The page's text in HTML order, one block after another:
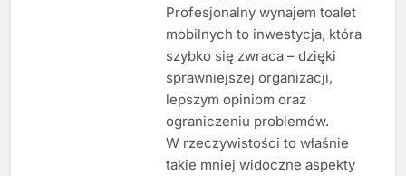
Profesjonalny wynajem toalet
mobilnych to inwestycja, która
szybko się zwraca – dzięki
sprawniejszej organizacji,
lepszym opiniom oraz
ograniczeniu problemów.
W rzeczywistości to właśnie
takie mniej widoczne aspekty